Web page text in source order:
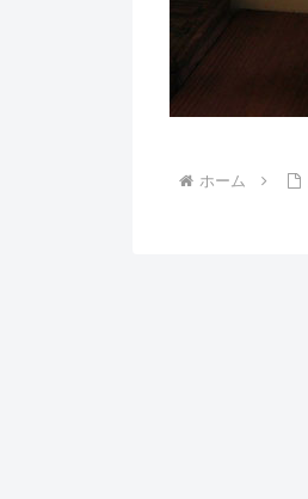
ホーム